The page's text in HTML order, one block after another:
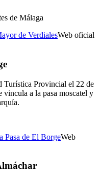
de Málaga
de VerdialesWeb oficial
Turística Provincial el 22 de
vincula a la pasa moscatel y
Pasa de El BorgeWeb